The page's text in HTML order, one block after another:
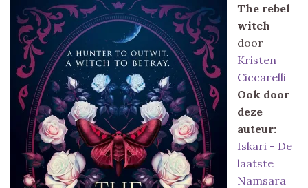
The rebel
witch
door
Kristen
Ciccarelli
Ook door
deze
auteur:
Iskari - De
laatste
Namsara